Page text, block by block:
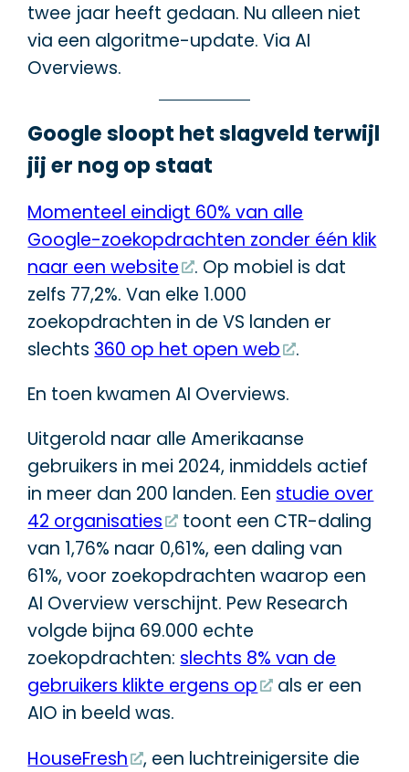
twee jaar heeft gedaan. Nu alleen niet
via een algoritme-update. Via AI
Overviews.
Google sloopt het slagveld terwijl
jij er nog op staat
Momenteel eindigt 60% van alle
Google-zoekopdrachten zonder één klik
naar een website
. Op mobiel is dat
zelfs 77,2%. Van elke 1.000
zoekopdrachten in de VS landen er
slechts 360 op het open web
.
En toen kwamen AI Overviews.
Uitgerold naar alle Amerikaanse
gebruikers in mei 2024, inmiddels actief
in meer dan 200 landen. Eenstudie over
42 organisaties
toont een CTR-daling
van 1,76% naar 0,61%, een daling van
61%, voor zoekopdrachten waarop een
AI Overview verschijnt. Pew Research
volgde bijna 69.000 echte
zoekopdrachten:slechts 8% van de
gebruikers klikte ergens op
als er een
AIO in beeld was.
HouseFresh
, een luchtreinigersite die